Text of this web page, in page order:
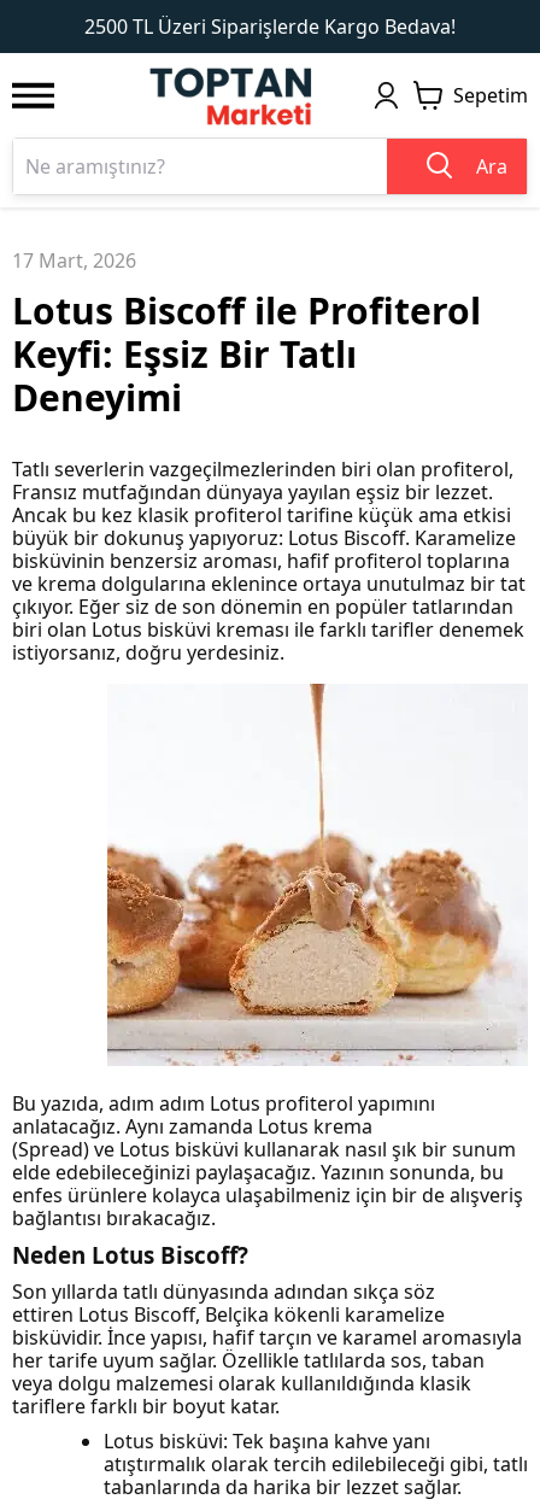
2500 TL Üzeri Siparişlerde Kargo Bedava!
1
Sepetim
Ara
17 Mart, 2026
Lotus Biscoff ile Profiterol
Keyfi: Eşsiz Bir Tatlı
Deneyimi
Tatlı severlerin vazgeçilmezlerinden biri olan profiterol,
Fransız mutfağından dünyaya yayılan eşsiz bir lezzet.
Ancak bu kez klasik profiterol tarifine küçük ama etkisi
büyük bir dokunuş yapıyoruz: Lotus Biscoff. Karamelize
bisküvinin benzersiz aroması, hafif profiterol toplarına
ve krema dolgularına eklenince ortaya unutulmaz bir tat
çıkıyor. Eğer siz de son dönemin en popüler tatlarından
biri olan Lotus bisküvi kreması ile farklı tarifler denemek
istiyorsanız, doğru yerdesiniz.
Bu yazıda, adım adım Lotus profiterol yapımını
anlatacağız. Aynı zamanda Lotus krema
(Spread) ve Lotus bisküvi kullanarak nasıl şık bir sunum
elde edebileceğinizi paylaşacağız. Yazının sonunda, bu
enfes ürünlere kolayca ulaşabilmeniz için bir de alışveriş
bağlantısı bırakacağız.
Neden Lotus Biscoff?
Son yıllarda tatlı dünyasında adından sıkça söz
ettiren Lotus Biscoff, Belçika kökenli karamelize
bisküvidir. İnce yapısı, hafif tarçın ve karamel aromasıyla
her tarife uyum sağlar. Özellikle tatlılarda sos, taban
veya dolgu malzemesi olarak kullanıldığında klasik
tariflere farklı bir boyut katar.
Lotus bisküvi: Tek başına kahve yanı
atıştırmalık olarak tercih edilebileceği gibi, tatlı
tabanlarında da harika bir lezzet sağlar.